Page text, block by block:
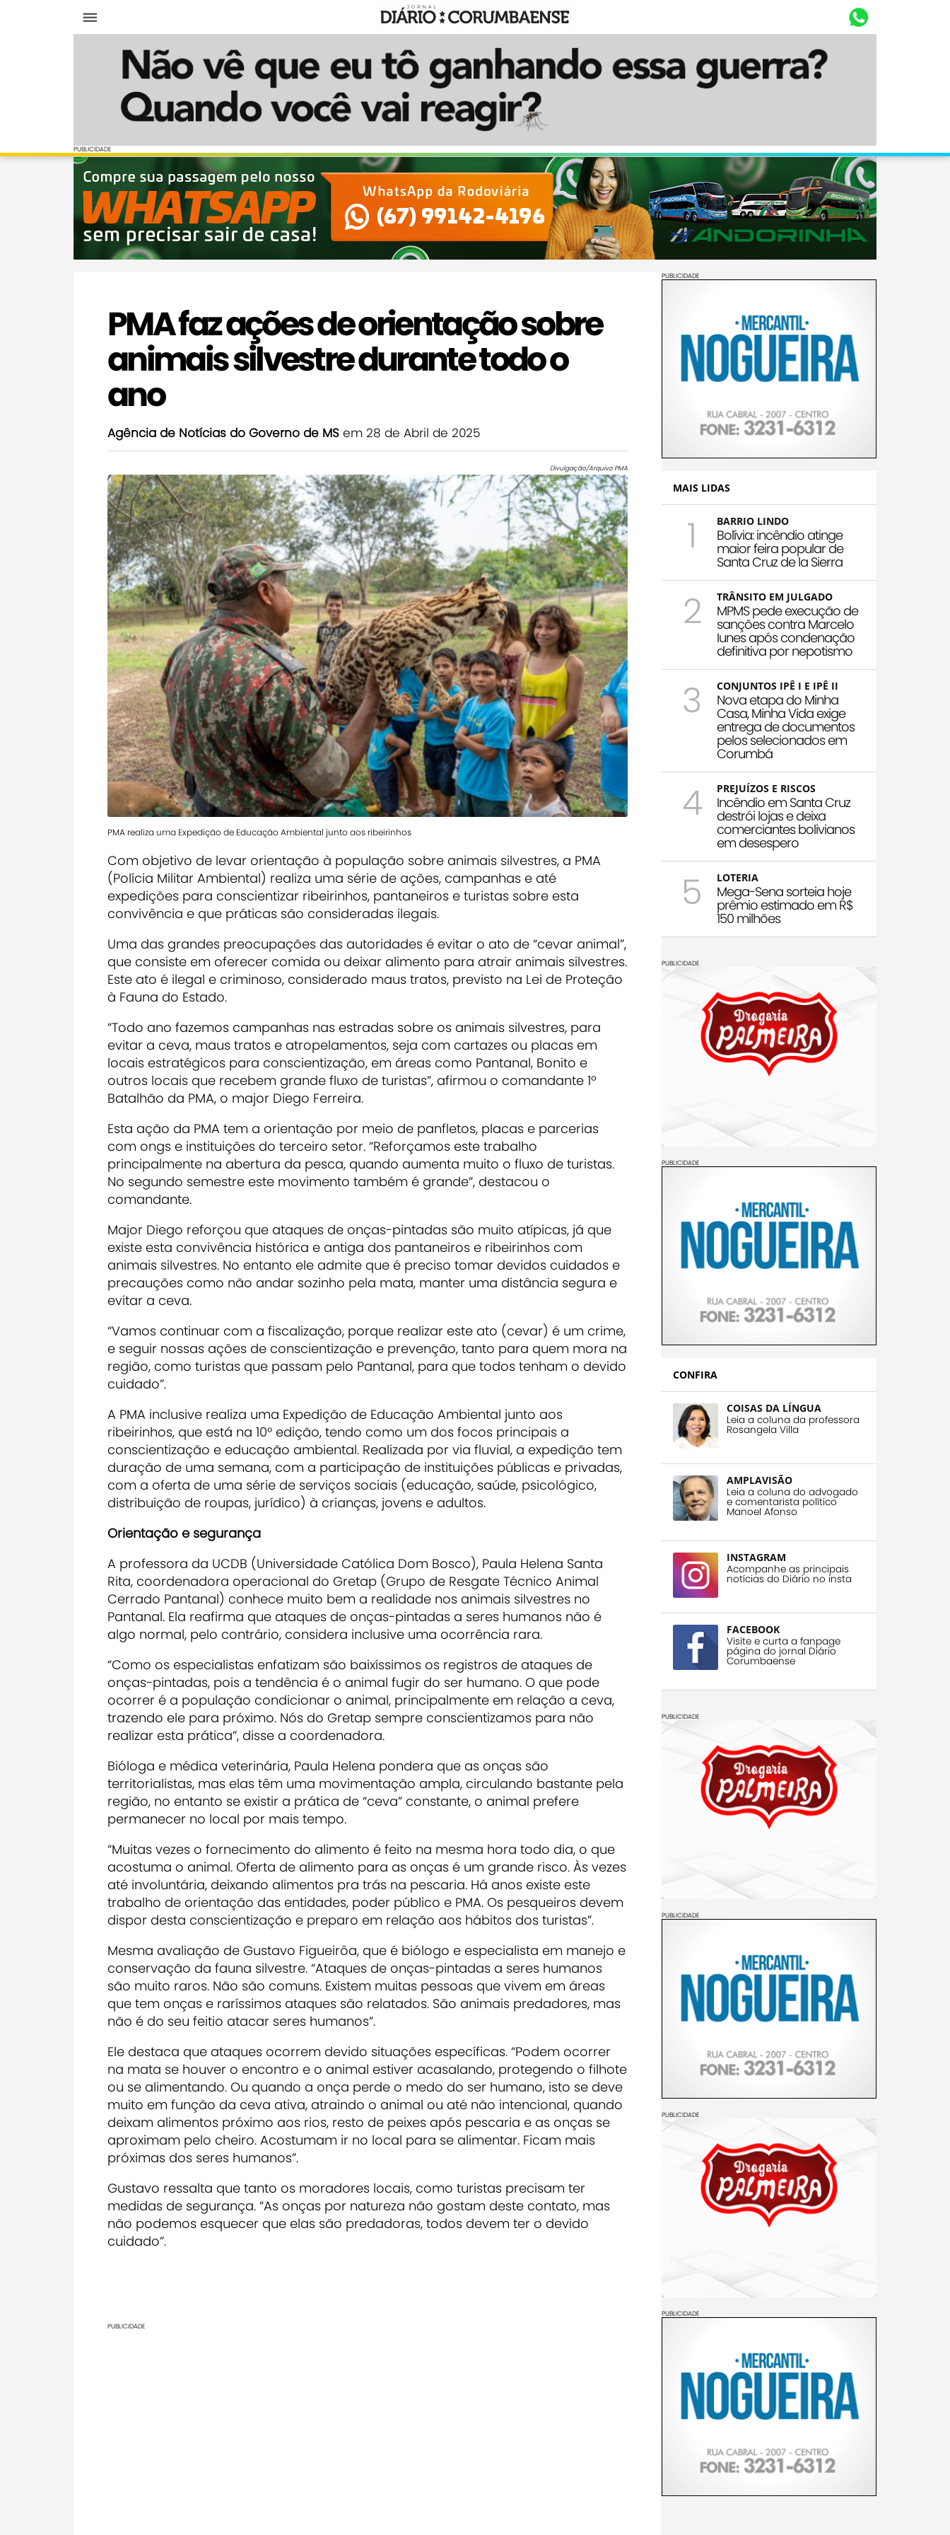
Diário Corumbaense
PUBLICIDADE
PUBLICIDADE
PMA faz ações de orientação sobre
animais silvestre durante todo o
ano
Agência de Notícias do Governo de MS em 28 de Abril de 2025
Divulgação/Arquivo PMA
PMA realiza uma Expedição de Educação Ambiental junto aos ribeirinhos
Com objetivo de levar orientação à população sobre animais silvestres, a PMA
(Polícia Militar Ambiental) realiza uma série de ações, campanhas e até
expedições para conscientizar ribeirinhos, pantaneiros e turistas sobre esta
convivência e que práticas são consideradas ilegais.
Uma das grandes preocupações das autoridades é evitar o ato de “cevar animal”,
que consiste em oferecer comida ou deixar alimento para atrair animais silvestres.
Este ato é ilegal e criminoso, considerado maus tratos, previsto na Lei de Proteção
à Fauna do Estado.
“Todo ano fazemos campanhas nas estradas sobre os animais silvestres, para
evitar a ceva, maus tratos e atropelamentos, seja com cartazes ou placas em
locais estratégicos para conscientização, em áreas como Pantanal, Bonito e
outros locais que recebem grande fluxo de turistas”, afirmou o comandante 1º
Batalhão da PMA, o major Diego Ferreira.
Esta ação da PMA tem a orientação por meio de panfletos, placas e parcerias
com ongs e instituições do terceiro setor. “Reforçamos este trabalho
principalmente na abertura da pesca, quando aumenta muito o fluxo de turistas.
No segundo semestre este movimento também é grande”, destacou o
comandante.
Major Diego reforçou que ataques de onças-pintadas são muito atípicas, já que
existe esta convivência histórica e antiga dos pantaneiros e ribeirinhos com
animais silvestres. No entanto ele admite que é preciso tomar devidos cuidados e
precauções como não andar sozinho pela mata, manter uma distância segura e
evitar a ceva.
“Vamos continuar com a fiscalização, porque realizar este ato (cevar) é um crime,
e seguir nossas ações de conscientização e prevenção, tanto para quem mora na
região, como turistas que passam pelo Pantanal, para que todos tenham o devido
cuidado”.
A PMA inclusive realiza uma Expedição de Educação Ambiental junto aos
ribeirinhos, que está na 10° edição, tendo como um dos focos principais a
conscientização e educação ambiental. Realizada por via fluvial, a expedição tem
duração de uma semana, com a participação de instituições públicas e privadas,
com a oferta de uma série de serviços sociais (educação, saúde, psicológico,
distribuição de roupas, jurídico) à crianças, jovens e adultos.
Orientação e segurança
A professora da UCDB (Universidade Católica Dom Bosco), Paula Helena Santa
Rita, coordenadora operacional do Gretap (Grupo de Resgate Técnico Animal
Cerrado Pantanal) conhece muito bem a realidade nos animais silvestres no
Pantanal. Ela reafirma que ataques de onças-pintadas a seres humanos não é
algo normal, pelo contrário, considera inclusive uma ocorrência rara.
“Como os especialistas enfatizam são baixíssimos os registros de ataques de
onças-pintadas, pois a tendência é o animal fugir do ser humano. O que pode
ocorrer é a população condicionar o animal, principalmente em relação a ceva,
trazendo ele para próximo. Nós do Gretap sempre conscientizamos para não
realizar esta prática”, disse a coordenadora.
Bióloga e médica veterinária, Paula Helena pondera que as onças são
territorialistas, mas elas têm uma movimentação ampla, circulando bastante pela
região, no entanto se existir a prática de “ceva” constante, o animal prefere
permanecer no local por mais tempo.
“Muitas vezes o fornecimento do alimento é feito na mesma hora todo dia, o que
acostuma o animal. Oferta de alimento para as onças é um grande risco. Às vezes
até involuntária, deixando alimentos pra trás na pescaria. Há anos existe este
trabalho de orientação das entidades, poder público e PMA. Os pesqueiros devem
dispor desta conscientização e preparo em relação aos hábitos dos turistas”.
Mesma avaliação de Gustavo Figueirôa, que é biólogo e especialista em manejo e
conservação da fauna silvestre. “Ataques de onças-pintadas a seres humanos
são muito raros. Não são comuns. Existem muitas pessoas que vivem em áreas
que tem onças e raríssimos ataques são relatados. São animais predadores, mas
não é do seu feitio atacar seres humanos”.
Ele destaca que ataques ocorrem devido situações específicas. “Podem ocorrer
na mata se houver o encontro e o animal estiver acasalando, protegendo o filhote
ou se alimentando. Ou quando a onça perde o medo do ser humano, isto se deve
muito em função da ceva ativa, atraindo o animal ou até não intencional, quando
deixam alimentos próximo aos rios, resto de peixes após pescaria e as onças se
aproximam pelo cheiro. Acostumam ir no local para se alimentar. Ficam mais
próximas dos seres humanos”.
Gustavo ressalta que tanto os moradores locais, como turistas precisam ter
medidas de segurança. “As onças por natureza não gostam deste contato, mas
não podemos esquecer que elas são predadoras, todos devem ter o devido
cuidado”.
PUBLICIDADE
PUBLICIDADE
MAIS LIDAS
1 BARRIO LINDO
Bolívia: incêndio atinge
maior feira popular de
Santa Cruz de la Sierra
2 TRÂNSITO EM JULGADO
MPMS pede execução de
sanções contra Marcelo
Iunes após condenação
definitiva por nepotismo
3 CONJUNTOS IPÊ I E IPÊ II
Nova etapa do Minha
Casa, Minha Vida exige
entrega de documentos
pelos selecionados em
Corumbá
4 PREJUÍZOS E RISCOS
Incêndio em Santa Cruz
destrói lojas e deixa
comerciantes bolivianos
em desespero
5 LOTERIA
Mega-Sena sorteia hoje
prêmio estimado em R$
150 milhões
PUBLICIDADE
PUBLICIDADE
CONFIRA
COISAS DA LÍNGUA
Leia a coluna da professora
Rosangela Villa
AMPLAVISÃO
Leia a coluna do advogado
e comentarista político
Manoel Afonso
INSTAGRAM
Acompanhe as principais
notícias do Diário no insta
FACEBOOK
Visite e curta a fanpage
página do jornal Diário
Corumbaense
PUBLICIDADE
PUBLICIDADE
PUBLICIDADE
PUBLICIDADE